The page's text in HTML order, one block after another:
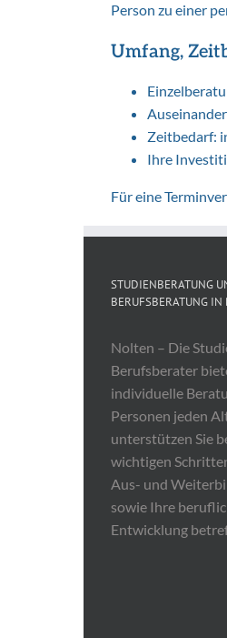
Person zu einer
Umfang,
Zeitbedarf:
Ihre
Für eine
STUDIENBERATUNG
BERUFSBERATUNG IN
Nolten – Die
Berufsberater
individuelle
Personen jeden
unterstützen Sie
wichtigen
Aus- und
sowie Ihre
Entwicklung